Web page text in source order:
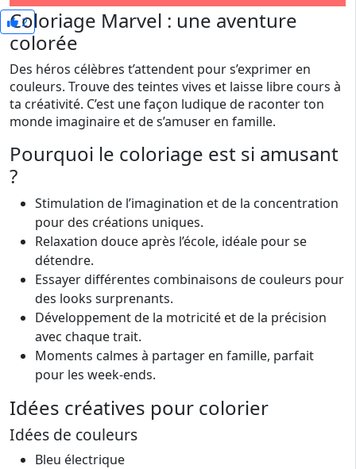
2
Coloriage Marvel : une aventure
colorée
Des héros célèbres t’attendent pour s’exprimer en
couleurs. Trouve des teintes vives et laisse libre cours à
ta créativité. C’est une façon ludique de raconter ton
monde imaginaire et de s’amuser en famille.
Pourquoi le coloriage est si amusant
?
Stimulation de l’imagination et de la concentration
pour des créations uniques.
Relaxation douce après l’école, idéale pour se
détendre.
Essayer différentes combinaisons de couleurs pour
des looks surprenants.
Développement de la motricité et de la précision
avec chaque trait.
Moments calmes à partager en famille, parfait
pour les week-ends.
Idées créatives pour colorier
Idées de couleurs
Bleu électrique